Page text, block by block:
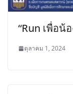
“Run เพื่อน้
ตุลาคม 1, 2024